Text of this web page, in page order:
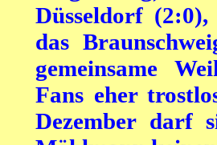
Düsseldorf
das
gemeinsame
Fans eher
Dezember darf